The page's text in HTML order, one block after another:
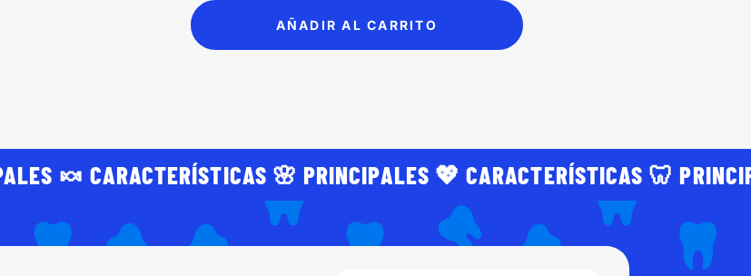
para
consultorio
Office
1.2g.
protector
AÑADIR AL CARRITO
🍬 CARACTERÍSTICAS 🌸 PRINCIPALES 💖 CARACTERÍSTICAS 🦷